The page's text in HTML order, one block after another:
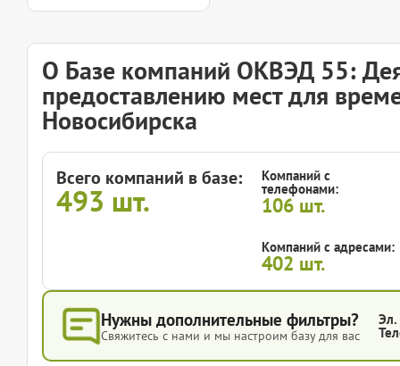
О Базе компаний ОКВЭД 55:
предоставлению мест для
Новосибирска
Всего компаний в базе:
493 шт.
Компаний с
телефонами:
106 шт.
Компаний с адресами:
402 шт.
Нужны дополнительные фильтры?
Свяжитесь с нами и мы настроим базу для вас
Эл.